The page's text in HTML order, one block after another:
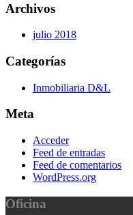
Archivos
julio 2018
Categorías
Inmobiliaria D&L
Meta
Acceder
Feed de entradas
Feed de comentarios
WordPress.org
Oficina